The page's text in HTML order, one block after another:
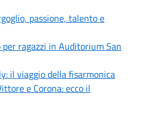
passione, talento e
ragazzi in Auditorium San
il viaggio della fisarmonica
e Corona: ecco il